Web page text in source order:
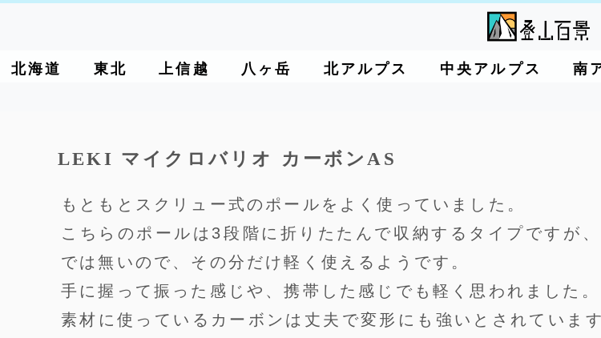
北海道 東北 上信越 八ヶ岳 北アルプス 中央アルプス 南
LEKI マイクロバリオ カーボンAS
もともとスクリュー式のポールをよく使っていました。
こちらのポールは3段階に折りたたんで収納するタイプですが
では無いので、その分だけ軽く使えるようです。
手に握って振った感じや、携帯した感じでも軽く思われました。
素材に使っているカーボンは丈夫で変形にも強いとされていま